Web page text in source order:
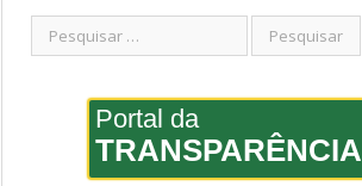
Portal da
TRANSPARÊNCIA